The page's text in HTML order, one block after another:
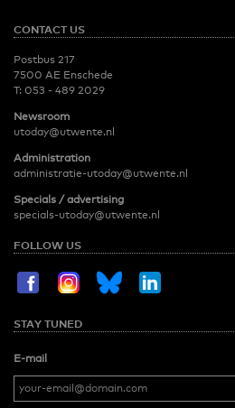
CONTACT US
Postbus 217
7500 AE Enschede
T: 053 - 489 2029
Newsroom
utoday@utwente.nl
Administration
administratie-utoday@utwente.nl
Specials / advertising
specials-utoday@utwente.nl
FOLLOW US
STAY TUNED
E-mail